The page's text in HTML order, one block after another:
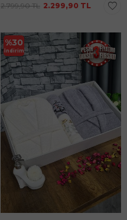
2.799,90TL 2.299,90 TL
%30
İndirim